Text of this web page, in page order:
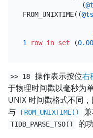
               (
FROM_UNIXTIME((@ts
1
row in set (0.00
>> 18 操作表示按位右
于物理时间戳以毫秒为
UNIX 时间戳格式不同
与
FROM_UNIXTIME()
TIDB_PARSE_TSO() 的